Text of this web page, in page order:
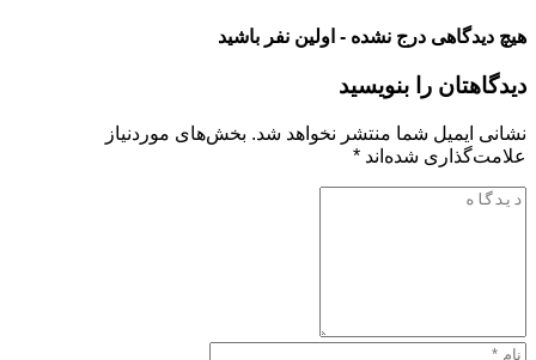
هیچ دیدگاهی درج نشده - اولین نفر باشید
دیدگاهتان را بنویسید
نشانی ایمیل شما منتشر نخواهد شد. بخش‌های موردنیاز
علامت‌گذاری شده‌اند *